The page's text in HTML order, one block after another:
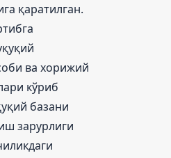
қаратилган.
ва хорижий
кўриб
базани
зарурлиги